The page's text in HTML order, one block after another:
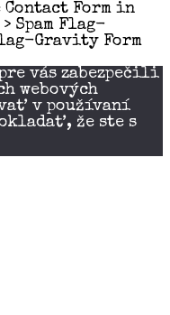
Form in
Spam Flag-
Gravity Form
pre vás zabezpečili
webových
v používaní
že ste s